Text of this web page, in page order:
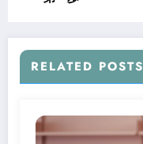
RELATED POSTS